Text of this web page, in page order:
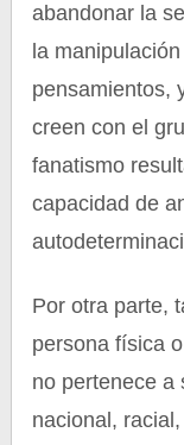
abandonar la
la
pensamientos,
creen con el
fanatismo
capacidad de
Por otra parte,
persona física
no pertenece a
nacional,